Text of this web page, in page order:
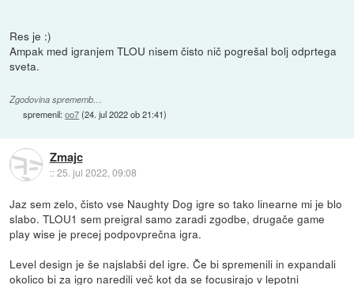
Res je :)
Ampak med igranjem TLOU nisem čisto nič pogrešal bolj odprtega
sveta.
Zgodovina sprememb…
spremenil:oo7(24. jul 2022 ob 21:41)
Zmajc
::25. jul 2022, 09:08
Jaz sem zelo, čisto vse Naughty Dog igre so tako linearne mi je blo
slabo. TLOU1 sem preigral samo zaradi zgodbe, drugače game
play wise je precej podpovprečna igra.
Level design je še najslabši del igre. Če bi spremenili in expandali
okolico bi za igro naredili več kot da se focusirajo v lepotni